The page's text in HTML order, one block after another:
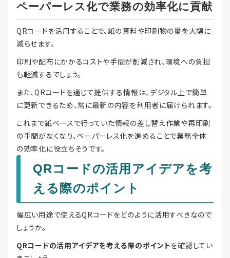
ペーパーレス化で業務の効率化に貢献
QRコードを活用することで、紙の資料や印刷物の量を大幅に
減らせます。
印刷や配布にかかるコストや手間が削減され、環境への負担
も軽減するでしょう。
また、QRコードを通じて提供する情報は、デジタル上で簡単
に更新できるため、常に最新の内容を利用者に届けられます。
これまで紙ベースで行っていた情報の差し替え作業や再印刷
の手間がなくなり、ペーパーレス化を進めることで業務全体
の効率化に役立ちそうです。
QRコードの活用アイデアを考
える際のポイント
幅広い用途で使えるQRコードをどのように活用すべきなので
しょうか。
QRコードの活用アイデアを考える際のポイントを確認してい